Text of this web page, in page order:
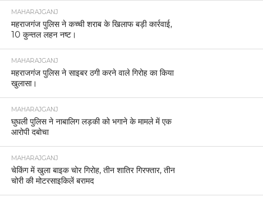
MAHARAJGANJ
महराजगंज पुलिस ने कच्ची शराब के खिलाफ बड़ी कार्रवाई,
10 कुन्तल लहन नष्ट।
MAHARAJGANJ
महराजगंज पुलिस ने साइबर ठगी करने वाले गिरोह का किया
खुलासा।
MAHARAJGANJ
घुघली पुलिस ने नाबालिग लड़की को भगाने के मामले में एक
आरोपी दबोचा
MAHARAJGANJ
चेकिंग में खुला बाइक चोर गिरोह, तीन शातिर गिरफ्तार, तीन
चोरी की मोटरसाइकिलें बरामद